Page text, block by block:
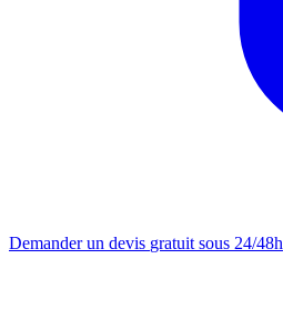
Demander un devis gratuit sous 24/48h